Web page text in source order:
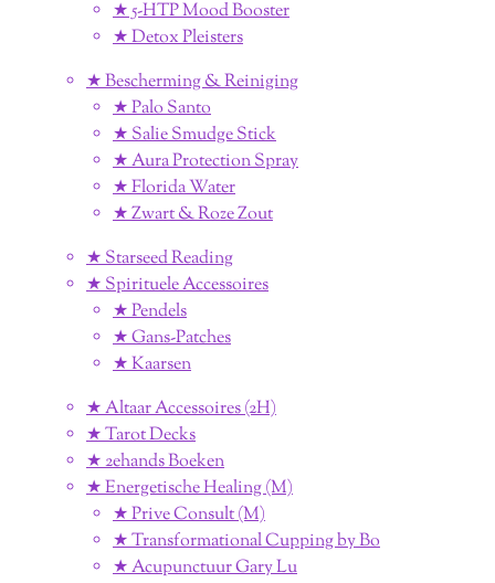
★ 5-HTP Mood Booster
★ Detox Pleisters
★ Bescherming & Reiniging
★ Palo Santo
★ Salie Smudge Stick
★ Aura Protection Spray
★ Florida Water
★ Zwart & Roze Zout
★ Starseed Reading
★ Spirituele Accessoires
★ Pendels
★ Gans-Patches
★ Kaarsen
★ Altaar Accessoires (2H)
★ Tarot Decks
★ 2ehands Boeken
★ Energetische Healing (M)
★ Prive Consult (M)
★ Transformational Cupping by Bo
★ Acupunctuur Gary Lu